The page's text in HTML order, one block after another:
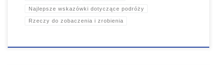
Najlepsze wskazówki dotyczące podróży
Rzeczy do zobaczenia i zrobienia